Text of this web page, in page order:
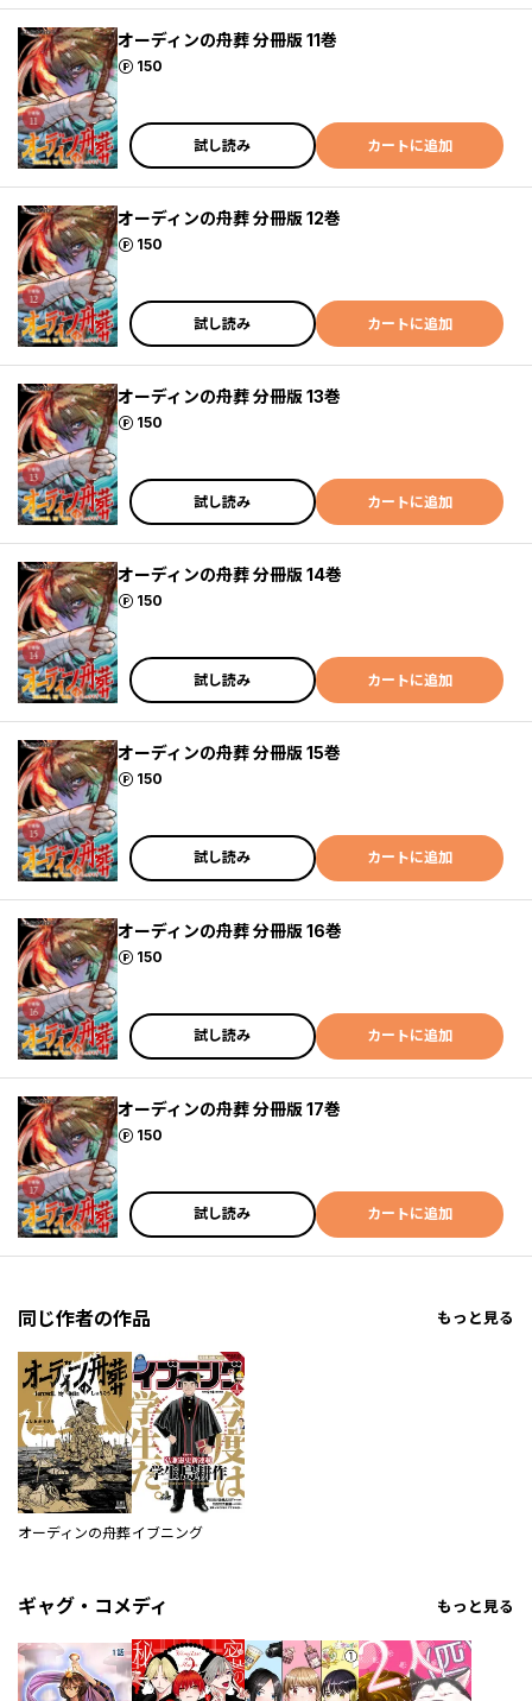
オーディンの舟葬 分冊版 11巻
150
ポイント
試し読み カートに追加
オーディンの舟葬 分冊版 12巻
150
ポイント
試し読み カートに追加
オーディンの舟葬 分冊版 13巻
150
ポイント
試し読み カートに追加
オーディンの舟葬 分冊版 14巻
150
ポイント
試し読み カートに追加
オーディンの舟葬 分冊版 15巻
150
ポイント
試し読み カートに追加
オーディンの舟葬 分冊版 16巻
150
ポイント
試し読み カートに追加
オーディンの舟葬 分冊版 17巻
150
ポイント
試し読み カートに追加
同じ作者の作品 もっと見る
オーディンの舟葬イブニング
ギャグ・コメディ もっと見る